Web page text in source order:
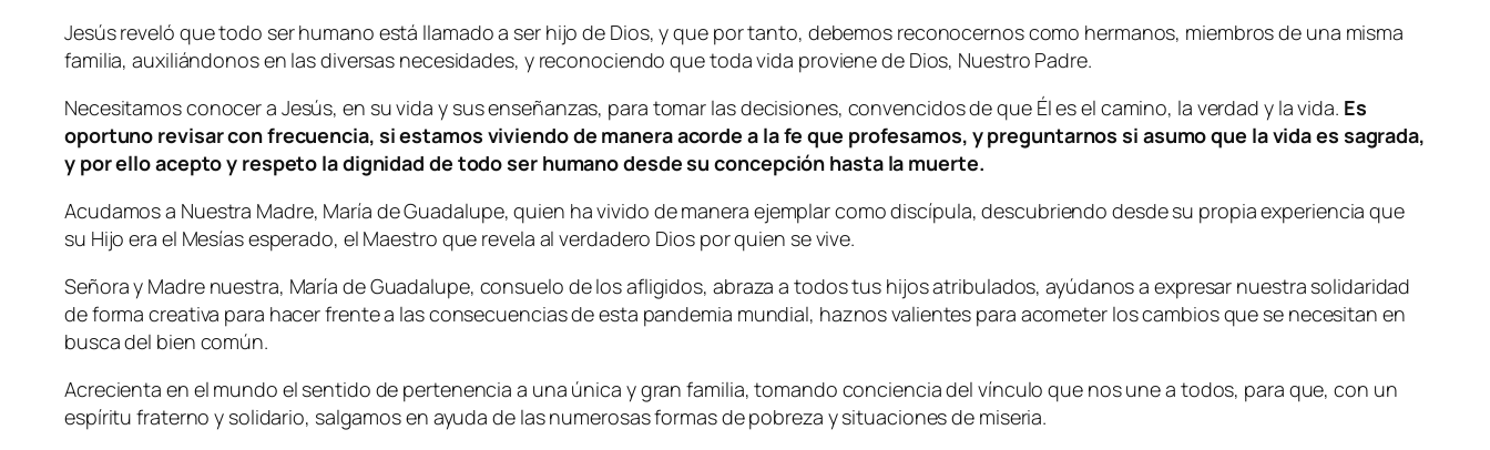
Jesús reveló que todo ser humano está llamado a ser hijo de Dios, y que por tanto, debemos reconocernos como hermanos, miembros de una misma
familia, auxiliándonos en las diversas necesidades, y reconociendo que toda vida proviene de Dios, Nuestro Padre.
Necesitamos conocer a Jesús, en su vida y sus enseñanzas, para tomar las decisiones, convencidos de que Él es el camino, la verdad y la vida. Es
oportuno revisar con frecuencia, si estamos viviendo de manera acorde a la fe que profesamos, y preguntarnos si asumo que la vida es sagrada,
y por ello acepto y respeto la dignidad de todo ser humano desde su concepción hasta la muerte.
Acudamos a Nuestra Madre, María de Guadalupe, quien ha vivido de manera ejemplar como discípula, descubriendo desde su propia experiencia que
su Hijo era el Mesías esperado, el Maestro que revela al verdadero Dios por quien se vive.
Señora y Madre nuestra, María de Guadalupe, consuelo de los afligidos, abraza a todos tus hijos atribulados, ayúdanos a expresar nuestra solidaridad
de forma creativa para hacer frente a las consecuencias de esta pandemia mundial, haznos valientes para acometer los cambios que se necesitan en
busca del bien común.
Acrecienta en el mundo el sentido de pertenencia a una única y gran familia, tomando conciencia del vínculo que nos une a todos, para que, con un
espíritu fraterno y solidario, salgamos en ayuda de las numerosas formas de pobreza y situaciones de miseria.